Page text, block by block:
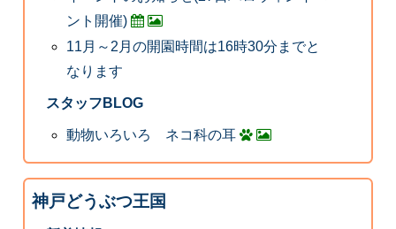
ント開催)
11月～2月の開園時間は16時30分までと
なります
スタッフBLOG
動物いろいろ ネコ科の耳
神戸どうぶつ王国